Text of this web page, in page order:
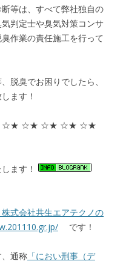
等は、すべて弊社独自の
判定士や臭気対策コンサ
作業の責任施工を行って
脱臭でお困りでしたら、
ます！
☆★ ☆★ ☆★ ☆★
ます！
式会社共生エアテクノの
です！
通称 「におい刑事（デ